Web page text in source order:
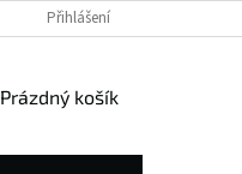
Přihlášení
NÁKUPNÍ
Prázdný košík